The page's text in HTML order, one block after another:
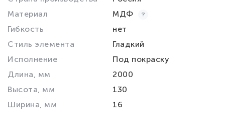
Материал
МДФ
Гибкость
нет
Стиль элемента
Гладкий
Исполнение
Под покраску
Длина, мм
2000
Высота, мм
130
Ширина, мм
16